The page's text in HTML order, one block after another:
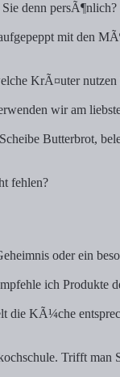
denn persÃ¶nlich?
mit den
KrÃ¤uter
wir am
Butterbrot,
fehlen?
oder ein
ich Produkte
KÃ¼che
Trifft man